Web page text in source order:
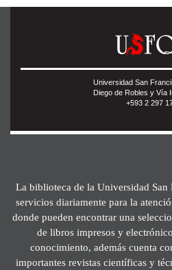
Universidad San
Diego de Robles y Vía
+593 2 297
La biblioteca de la Universidad San
servicios diariamente para la
donde pueden encontrar una
de libros impresos y
conocimiento, además cuenta
importantes revistas científicas y